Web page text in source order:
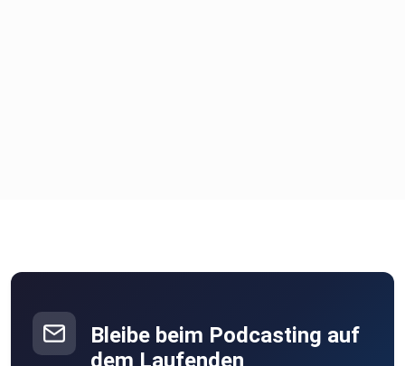
Bleibe beim Podcasting auf
dem Laufenden